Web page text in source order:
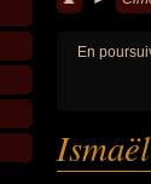
En